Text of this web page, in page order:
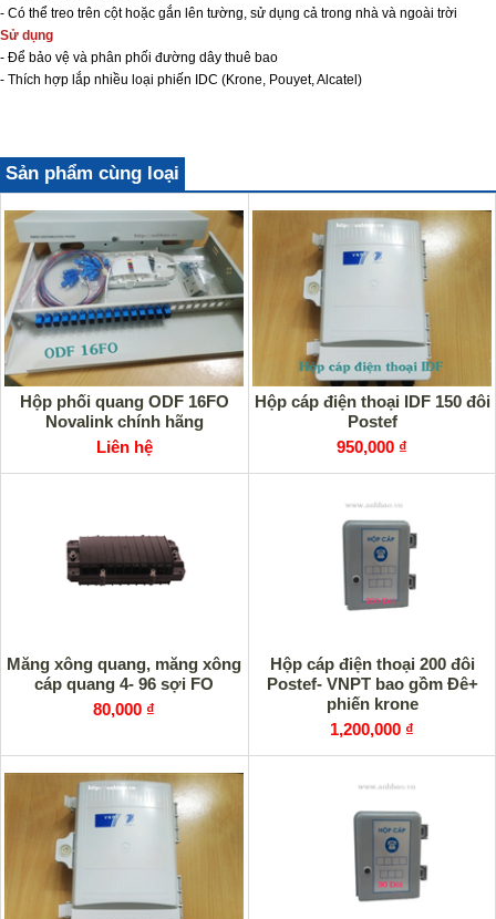
- Có thể treo trên cột hoặc gắn lên tường, sử dụng cả trong nhà và ngoài trời
Sử dụng
- Để bảo vệ và phân phối đường dây thuê bao
- Thích hợp lắp nhiều loại phiến IDC (Krone, Pouyet, Alcatel)
Sản phẩm cùng loại
Hộp phối quang ODF 16FO
Novalink chính hãng
Liên hệ
Hộp cáp điện thoại IDF 150 đôi
Postef
950,000 ₫
Măng xông quang, măng xông
cáp quang 4- 96 sợi FO
80,000 ₫
Hộp cáp điện thoại 200 đôi
Postef- VNPT bao gồm Đê+
phiến krone
1,200,000 ₫